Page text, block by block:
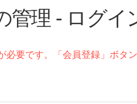
管理 - ログイ
必要です。「会員登録」ボタ